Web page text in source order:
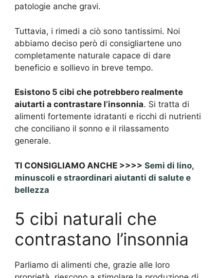
patologie anche gravi.
Tuttavia, i rimedi a ciò sono tantissimi. Noi
abbiamo deciso però di consigliartene uno
completamente naturale capace di dare
beneficio e sollievo in breve tempo.
Esistono 5 cibi che potrebbero realmente
aiutarti a contrastare l’insonnia. Si tratta di
alimenti fortemente idratanti e ricchi di nutrienti
che conciliano il sonno e il rilassamento
generale.
TI CONSIGLIAMO ANCHE >>>> Semi di lino,
minuscoli e straordinari aiutanti di salute e
bellezza
5 cibi naturali che
contrastano l’insonnia
Parliamo di alimenti che, grazie alle loro